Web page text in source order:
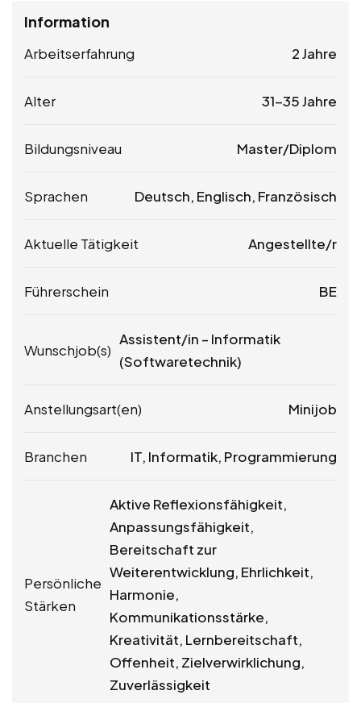
Information
Arbeitserfahrung 2 Jahre
Alter 31-35 Jahre
Bildungsniveau Master/Diplom
Sprachen Deutsch, Englisch, Französisch
Aktuelle Tätigkeit Angestellte/r
Führerschein BE
Wunschjob(s)
Assistent/in – Informatik
(Softwaretechnik)
Anstellungsart(en) Minijob
Branchen IT, Informatik, Programmierung
Persönliche
Stärken
Aktive Reflexionsfähigkeit,
Anpassungsfähigkeit,
Bereitschaft zur
Weiterentwicklung, Ehrlichkeit,
Harmonie,
Kommunikationsstärke,
Kreativität, Lernbereitschaft,
Offenheit, Zielverwirklichung,
Zuverlässigkeit